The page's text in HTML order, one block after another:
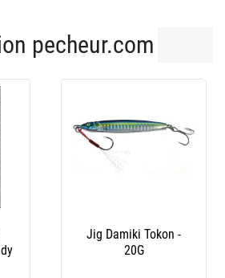
pecheur.com
Jig Damiki Tokon -